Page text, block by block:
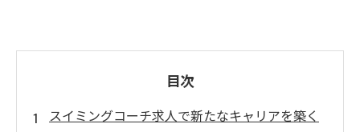
目次
スイミングコーチ求人で新たなキャリアを築く